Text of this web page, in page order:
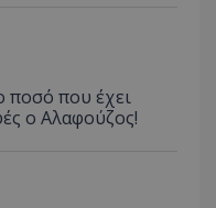
ποσό που έχει
ο Αλαφούζος!